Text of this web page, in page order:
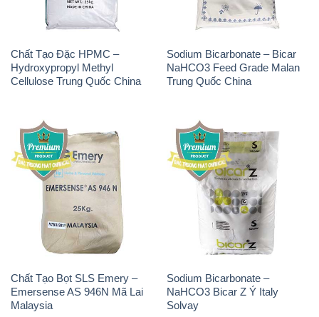
Chất Tạo Đặc HPMC –
Hydroxypropyl Methyl
Cellulose Trung Quốc China
Sodium Bicarbonate – Bicar
NaHCO3 Feed Grade Malan
Trung Quốc China
Chất Tạo Bọt SLS Emery –
Emersense AS 946N Mã Lai
Malaysia
Sodium Bicarbonate –
NaHCO3 Bicar Z Ý Italy
Solvay